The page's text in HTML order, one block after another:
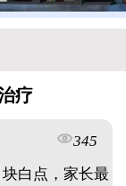
疗
345
白点，家长最